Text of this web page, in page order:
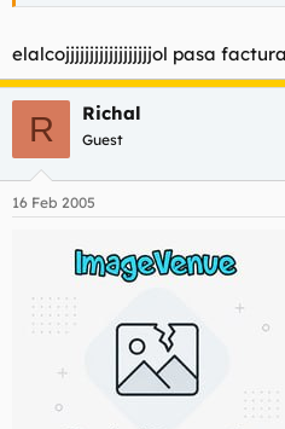
Yo también te quiero, pero que
elalcojjjjjjjjjjjjjjjjjjol pasa
R Richal
Guest
16 Feb 2005